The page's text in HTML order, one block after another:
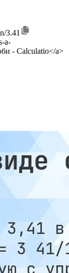
3.41
a-
- Calculatio</a>